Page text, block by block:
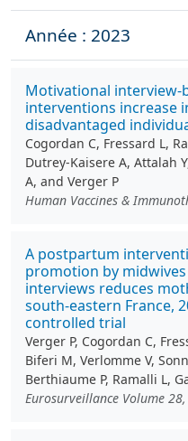
Année : 2023
Motivational
interventions increase
disadvantaged
Cogordan C, Fressard L,
Dutrey-Kaisere A, Attalah
A, and Verger P
Human Vaccines &
A postpartum
promotion by
interviews reduces
south-eastern France,
controlled trial
Verger P, Cogordan C,
Biferi M, Verlomme V,
Berthiaume P, Ramalli L,
Eurosurveillance Volume